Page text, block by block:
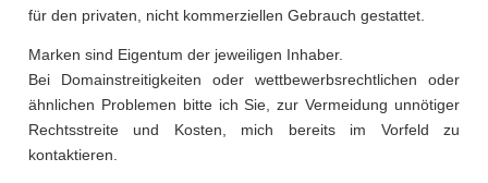
für den privaten, nicht kommerziellen Gebrauch gestattet.
Marken sind Eigentum der jeweiligen Inhaber.
Bei Domainstreitigkeiten oder wettbewerbsrechtlichen oder
ähnlichen Problemen bitte ich Sie, zur Vermeidung unnötiger
Rechtsstreite und Kosten, mich bereits im Vorfeld zu
kontaktieren.